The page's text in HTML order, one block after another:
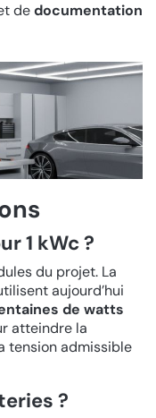
dedocumentation
1 kWc ?
du projet. La
aujourd’hui
de watts
atteindre la
tension admissible
?